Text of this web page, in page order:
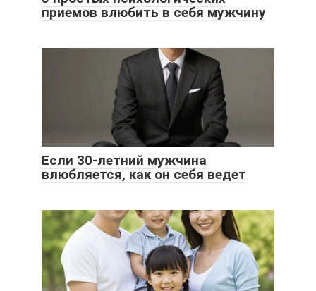
приемов влюбить в себя мужчину
Если 30-летний мужчина
влюбляется, как он себя ведет